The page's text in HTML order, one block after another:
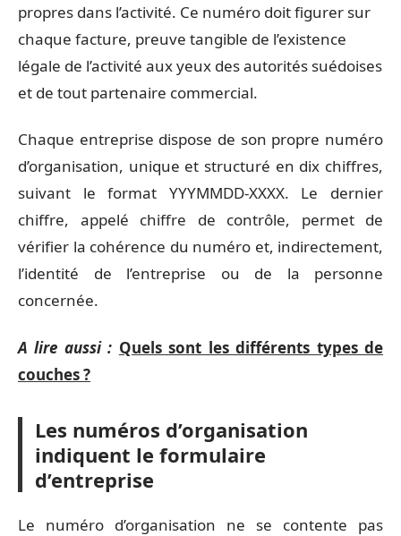
propres dans l’activité. Ce numéro doit figurer sur
chaque facture, preuve tangible de l’existence
légale de l’activité aux yeux des autorités suédoises
et de tout partenaire commercial.
Chaque entreprise dispose de son propre numéro
d’organisation, unique et structuré en dix chiffres,
suivant le format YYYMMDD-XXXX. Le dernier
chiffre, appelé chiffre de contrôle, permet de
vérifier la cohérence du numéro et, indirectement,
l’identité de l’entreprise ou de la personne
concernée.
A lire aussi : Quels sont les différents types de
couches ?
Les numéros d’organisation
indiquent le formulaire
d’entreprise
Le numéro d’organisation ne se contente pas